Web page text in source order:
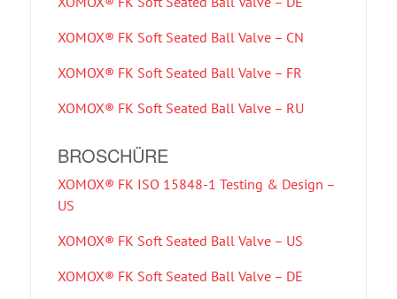
XOMOX® FK Soft Seated Ball Valve – CN
XOMOX® FK Soft Seated Ball Valve – FR
XOMOX® FK Soft Seated Ball Valve – RU
BROSCHÜRE
XOMOX® FK ISO 15848-1 Testing & Design –
US
XOMOX® FK Soft Seated Ball Valve – US
XOMOX® FK Soft Seated Ball Valve – DE